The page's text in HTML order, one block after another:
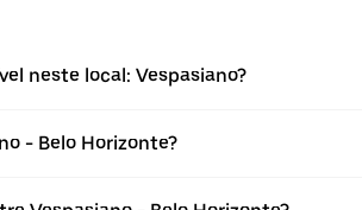
neste local: Vespasiano?
- Belo Horizonte?